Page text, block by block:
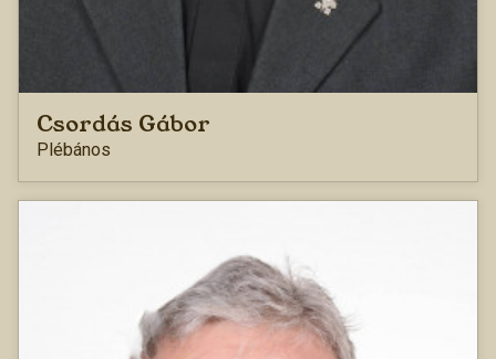
Csordás Gábor
Plébános